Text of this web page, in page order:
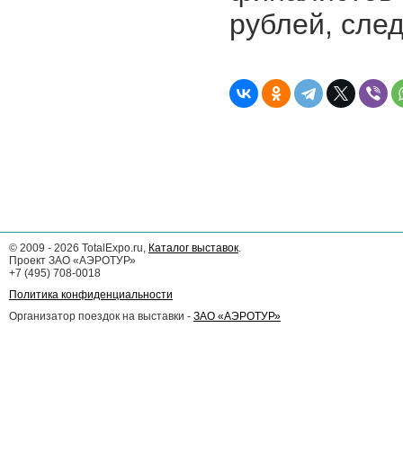
рублей,
© 2009 - 2026 TotalExpo.ru, Каталог выставок.
Проект ЗАО «АЭРОТУР»
+7 (495) 708-0018
Политика конфиденциальности
Организатор поездок на выставки - ЗАО «АЭРОТУР»